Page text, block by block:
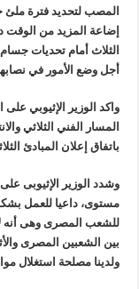
المصب لتحديد فترة
إضاعة المزيد من
الثلاث أمام تحديات
أجل وضع الأمور في
واكد الوزير الإثيوبي
المسار الفني الثلاثي
باتفاق إعلان المبادئ
وشدد الوزير الإثيوبى
مستوى، داعيا للعمل
للشعب المصرى وهى أنه
بين الشعبين المصرى
ولدينا مصلحة استغلال